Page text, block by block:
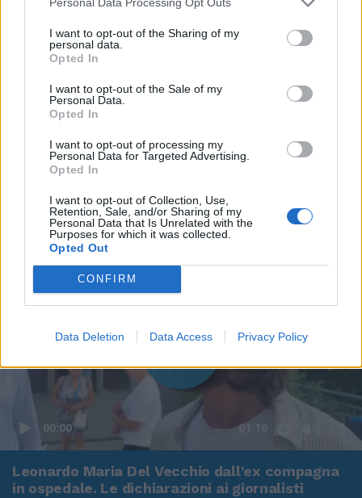
I want to opt-out of the Sharing of my
personal data.
Opted In
I want to opt-out of the Sale of my
Personal Data.
Opted In
I want to opt-out of processing my
Personal Data for Targeted Advertising.
Opted In
I want to opt-out of Collection, Use,
Retention, Sale, and/or Sharing of my
Personal Data that Is Unrelated with the
Purposes for which it was collected.
Opted Out
CONFIRM
Data Deletion Data Access Privacy Policy
00:00 01:16
Leonardo Maria Del Vecchio dall'ex compagna
in ospedale. Le dichiarazioni ai giornalisti